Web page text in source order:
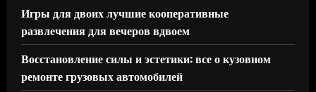
Игры для двоих лучшие кооперативные
развлечения для вечеров вдвоем
Восстановление силы и эстетики: все о кузовном
ремонте грузовых автомобилей